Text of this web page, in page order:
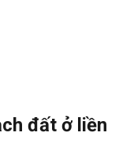
đất ở liền